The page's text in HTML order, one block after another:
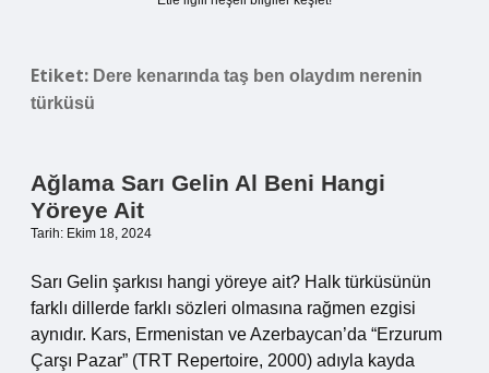
Etiket: Dere kenarında taş ben olaydım nerenin
türküsü
Ağlama Sarı Gelin Al Beni Hangi
Yöreye Ait
Tarih: Ekim 18, 2024
Sarı Gelin şarkısı hangi yöreye ait? Halk türküsünün
farklı dillerde farklı sözleri olmasına rağmen ezgisi
aynıdır. Kars, Ermenistan ve Azerbaycan’da “Erzurum
Çarşı Pazar” (TRT Repertoire, 2000) adıyla kayda